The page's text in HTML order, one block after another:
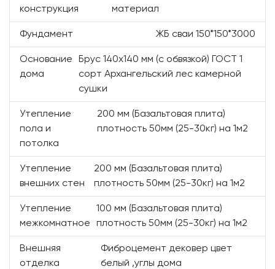
конструкция
материал
Фундамент ЖБ сваи 150*150*3000
Основание
дома
Брус 140х140 мм (с обвязкой) ГОСТ 1
сорт Архангельский лес камерной
сушки
Утепление
пола и
потолка
200 мм (Базальтовая плита)
плотность 50мм (25-30кг) на 1м2
Утепление
внешних стен
200 мм (Базальтовая плита)
плотность 50мм (25-30кг) на 1м2
Утепление
межкомнатное
100 мм (Базальтовая плита)
плотность 50мм (25-30кг) на 1м2
Внешняя
отделка
Фиброцемент дековер цвет
белый ,углы дома